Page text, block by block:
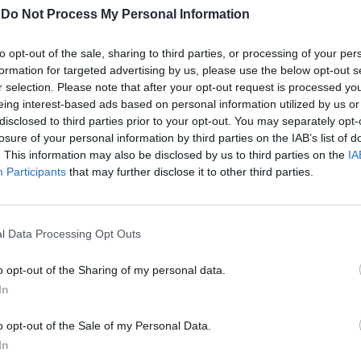
Do Not Process My Personal Information
opt-out of the sale, sharing to third parties, or processing of your
for targeted advertising by us, please use the below opt-out
selection. Please note that after your opt-out request is processed
interest-based ads based on personal information utilized by us
to third parties prior to your opt-out. You may separately
of your personal information by third parties on the IAB’s list of
This information may also be disclosed by us to third parties on the
Participants that may further disclose it to other third parties.
Data Processing Opt Outs
opt-out of the Sharing of my personal data.
opt-out of the Sale of my Personal Data.
a due persone tanto meravigliose”.
un po’ con i regali, per fortuna c’è la
consegna a Maurizio una cifra per
po’ di serenità. Il colpo di scena lo
De Filippi che chiama a sé Alessandro e
scrive la vera somma donata: “Ci tengo
che non sono io, sono proprio loro a
tanti”. I social sono incantati dal
(
in 10 minuti hanno trovato il
e scoperto che è fidanzato, nda),
capisco perché sia lì”, “Ma cosa
il figlio non metta incinta nessuno
“Non i più adatti a parlare di